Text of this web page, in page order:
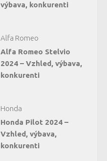
výbava, konkurenti
Alfa Romeo
Alfa Romeo Stelvio
2024 – Vzhled, výbava,
konkurenti
Honda
Honda Pilot 2024 –
Vzhled, výbava,
konkurenti